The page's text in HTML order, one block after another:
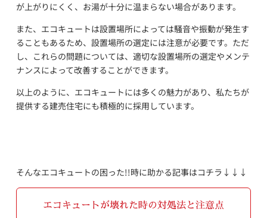
が上がりにくく、お湯が十分に温まらない場合があります。
また、エコキュートは設置場所によっては騒音や振動が発生す
ることもあるため、設置場所の選定には注意が必要です。ただ
し、これらの問題については、適切な設置場所の選定やメンテ
ナンスによって改善することができます。
以上のように、エコキュートには多くの魅力があり、私たちが
提供する建売住宅にも積極的に採用しています。
そんなエコキュートの困った!!時に助かる記事はコチラ↓↓↓
エコキュートが壊れた時の対処法と注意点